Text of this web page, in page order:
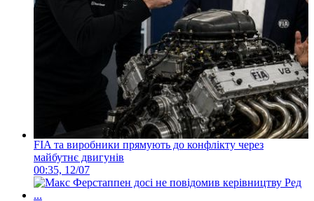
FIA та виробники прямують до конфлікту через
майбутнє двигунів
00:35, 12/07